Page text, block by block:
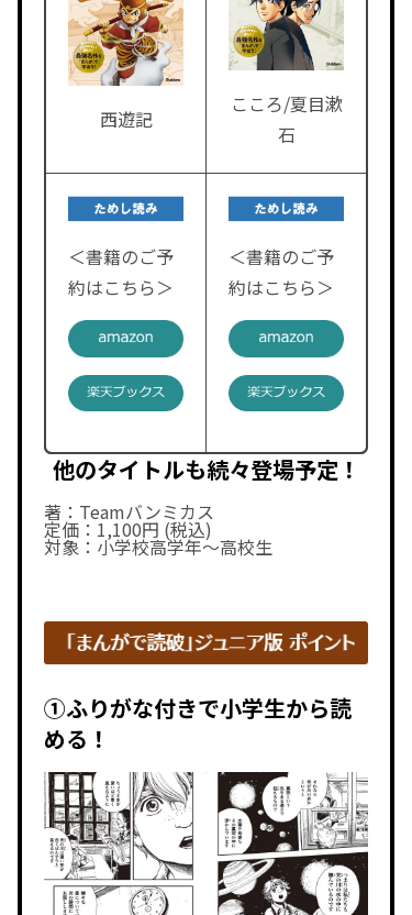
西遊記
こころ/夏目漱
石
＜書籍のご予
約はこちら＞
＜書籍のご予
約はこちら＞
他のタイトルも続々登場予定！
著：Teamバンミカス
定価：1,100円 (税込)
対象：小学校高学年～高校生
①ふりがな付きで小学生から読
める！